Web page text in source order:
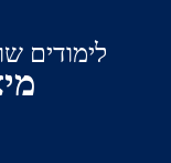
שוק ההון